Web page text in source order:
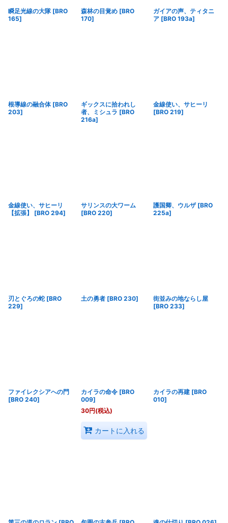
瞬足光線の大隊 [BRO
165]
森林の目覚め [BRO
170]
ガイアの声、ティタニ
ア [BRO 193a]
根導線の融合体 [BRO
203]
ギックスに拾われし
者、ミシュラ [BRO
216a]
金線使い、サヒーリ
[BRO 219]
金線使い、サヒーリ
【拡張】
[BRO 294]
サリンスの大ワーム
[BRO 220]
護国卿、ウルザ [BRO
225a]
刃とぐろの蛇 [BRO
229]
土の勇者 [BRO 230]
街並みの地ならし屋
[BRO 233]
ファイレクシアへの門
[BRO 240]
カイラの命令 [BRO
009]
30円(税込)
カートに入れる
カイラの再建 [BRO
010]